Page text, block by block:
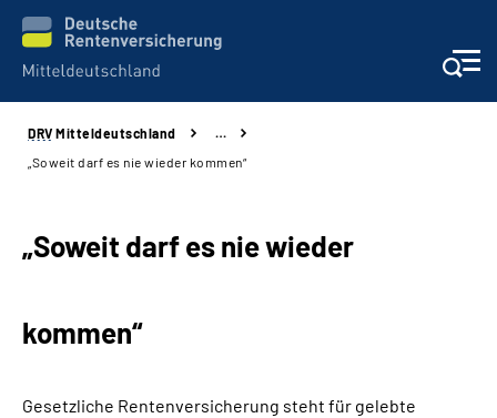
Aktuelles
Karriere
DRV Mitteldeutschland
…
„Soweit darf es nie wieder kommen“
„Soweit darf es nie wieder
kommen“
Gesetzliche Rentenversicherung steht für gelebte